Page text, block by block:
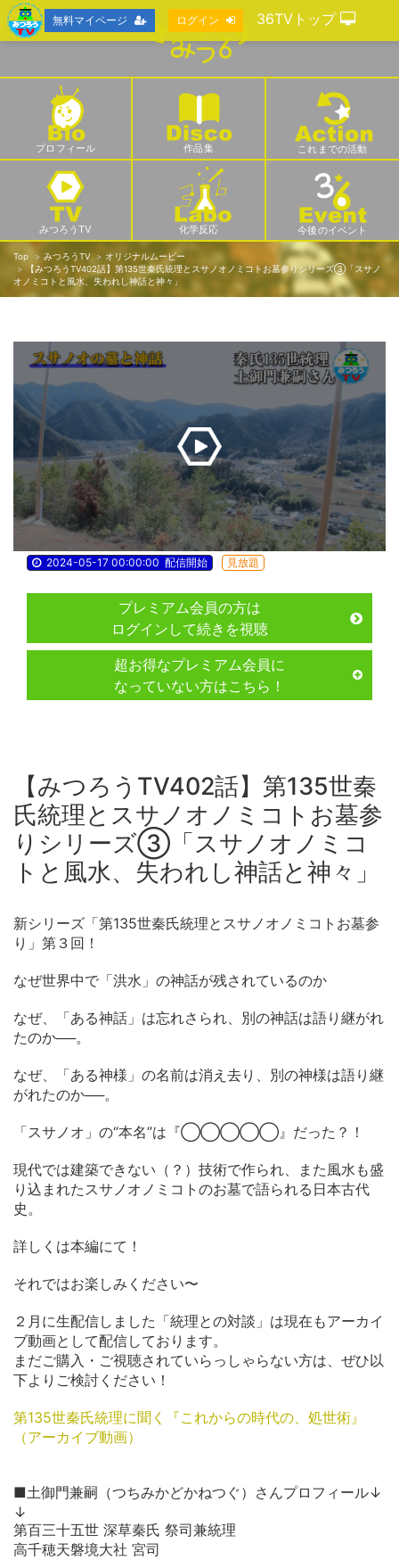
プロフィール 作品集 これまでの活動
みつろうTV 化学反応 今後のイベント
Top みつろうTV
オリジナルムービー
【みつろうTV402話】第135世秦氏統理とスサノオノミコトお墓参りシリーズ③「スサノ
オノミコトと風水、失われし神話と神々」
2024-05-17 00:00:00 配信開始 見放題
プレミアム会員の方は
ログインして続きを視聴
超お得なプレミアム会員に
なっていない方はこちら！
【みつろうTV402話】第135世秦
氏統理とスサノオノミコトお墓参
りシリーズ③「スサノオノミコ
トと風水、失われし神話と神々」
新シリーズ「第135世秦氏統理とスサノオノミコトお墓参
り」第３回！
なぜ世界中で「洪水」の神話が残されているのか
なぜ、「ある神話」は忘れさられ、別の神話は語り継がれ
たのか──。
なぜ、「ある神様」の名前は消え去り、別の神様は語り継
がれたのか──。
「スサノオ」の“本名”は『◯◯◯◯◯』だった？！
現代では建築できない（？）技術で作られ、また風水も盛
り込まれたスサノオノミコトのお墓で語られる日本古代
史。
詳しくは本編にて！
それではお楽しみください〜
２月に生配信しました「統理との対談」は現在もアーカイ
ブ動画として配信しております。
まだご購入・ご視聴されていらっしゃらない方は、ぜひ以
下よりご検討ください！
第135世秦氏統理に聞く『これからの時代の、処世術』
（アーカイブ動画）
■土御門兼嗣（つちみかどかねつぐ）さんプロフィール↓
↓
第百三十五世 深草秦氏 祭司兼統理
高千穂天磐境大社 宮司
無料マイページ ログイン 36TVトップ